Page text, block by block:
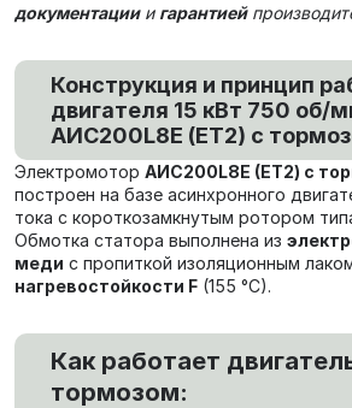
документациии гарантией
Конструкция и принцип
двигателя 15 кВт 750 об/
AИC200L8Е (ET2) с
Электромотор AИC200L8Е (ET2) с
построен на базе асинхронного
тока с короткозамкнутым ротором
Обмотка статора выполнена из
меди с пропиткой изоляционным
нагревостойкости F (155 °C).
Как работает
тормозом: